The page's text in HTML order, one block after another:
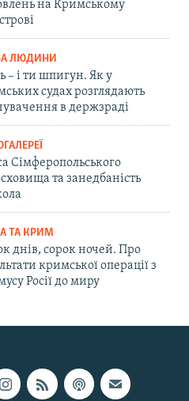
на Кримському
ЛЮДИНИ
– і ти шпигун. Як у
судах розглядають
в держзраді
Сімферопольського
та занедбаність
ТА КРИМ
днів, сорок ночей. Про
кримської операції з
Росії до миру